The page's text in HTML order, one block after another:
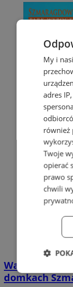
Wakacyjny
domkach
My i
adres
również
Twoje
opierać
prawo
chwili